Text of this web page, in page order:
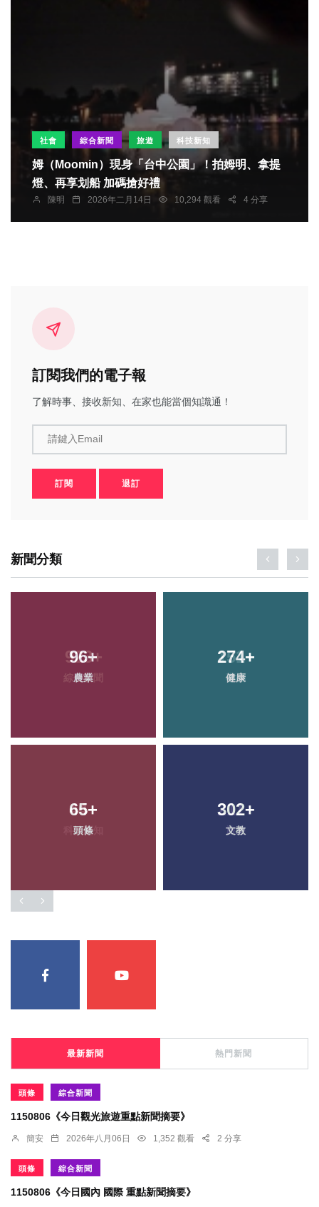
社會 綜合新聞 旅遊 科技新知
姆（Moomin）現身「台中公園」！拍姆明、拿提
燈、再享划船 加碼搶好禮
陳明 2026年二月14日 10,294 觀看 4 分享
訂閱我們的電子報
了解時事、接收新知、在家也能當個知識通！
請鍵入Email
訂閱 退訂
新聞分類
96+
農業
274+
健康
65+
頭條
302+
文教
最新新聞 熱門新聞
頭條 綜合新聞
1150806《今日觀光旅遊重點新聞摘要》
簡安 2026年八月06日 1,352 觀看 2 分享
頭條 綜合新聞
1150806《今日國內 國際 重點新聞摘要》